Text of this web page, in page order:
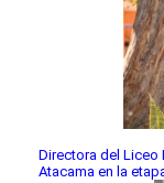
Directora del Liceo
Atacama en la